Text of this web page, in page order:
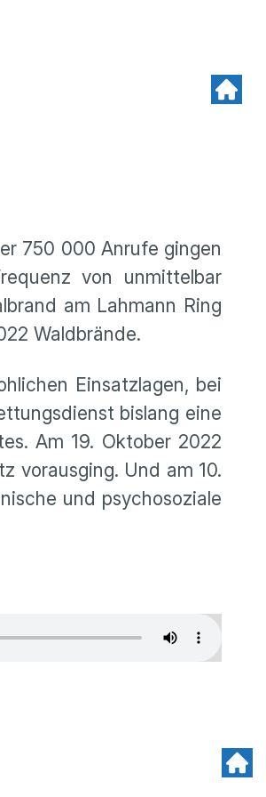
750 000 Anrufe gingen
von unmittelbar
am Lahmann Ring
Waldbrände.
Einsatzlagen, bei
bislang eine
Am 19. Oktober 2022
vorausging. Und am 10.
und psychosoziale